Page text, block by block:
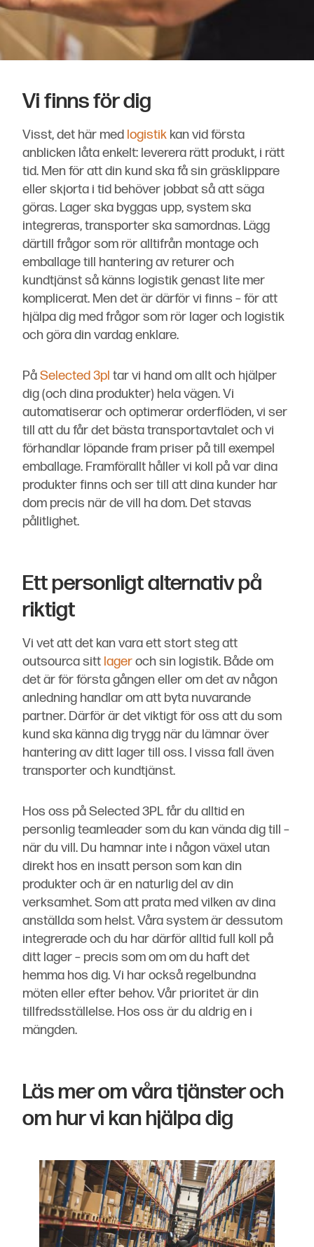
Vi finns för dig
Visst, det här med logistik kan vid första
anblicken låta enkelt: leverera rätt produkt, i rätt
tid. Men för att din kund ska få sin gräsklippare
eller skjorta i tid behöver jobbat så att säga
göras. Lager ska byggas upp, system ska
integreras, transporter ska samordnas. Lägg
därtill frågor som rör alltifrån montage och
emballage till hantering av returer och
kundtjänst så känns logistik genast lite mer
komplicerat. Men det är därför vi finns – för att
hjälpa dig med frågor som rör lager och logistik
och göra din vardag enklare.
PåSelected 3pl tar vi hand om allt och hjälper
dig (och dina produkter) hela vägen. Vi
automatiserar och optimerar orderflöden, vi ser
till att du får det bästa transportavtalet och vi
förhandlar löpande fram priser på till exempel
emballage. Framförallt håller vi koll på var dina
produkter finns och ser till att dina kunder har
dom precis när de vill ha dom. Det stavas
pålitlighet.
Ett personligt alternativ på
riktigt
Vi vet att det kan vara ett stort steg att
outsourca sitt lageroch sin logistik. Både om
det är för första gången eller om det av någon
anledning handlar om att byta nuvarande
partner. Därför är det viktigt för oss att du som
kund ska känna dig trygg när du lämnar över
hantering av ditt lager till oss. I vissa fall även
transporter och kundtjänst.
Hos oss på Selected 3PL får du alltid en
personlig teamleader som du kan vända dig till –
när du vill. Du hamnar inte i någon växel utan
direkt hos en insatt person som kan din
produkter och är en naturlig del av din
verksamhet. Som att prata med vilken av dina
anställda som helst. Våra system är dessutom
integrerade och du har därför alltid full koll på
ditt lager – precis som om om du haft det
hemma hos dig. Vi har också regelbundna
möten eller efter behov. Vår prioritet är din
tillfredsställelse. Hos oss är du aldrig en i
mängden.
Läs mer om våra tjänster och
om hur vi kan hjälpa dig